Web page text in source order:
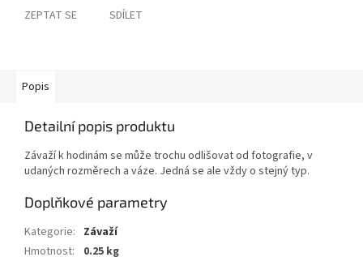
ZEPTAT SE SDÍLET
Popis
Detailní popis produktu
Závaží k hodinám se může trochu odlišovat od fotografie, v
udaných rozměrech a váze. Jedná se ale vždy o stejný typ.
Doplňkové parametry
Kategorie: Závaží
Hmotnost: 0.25 kg